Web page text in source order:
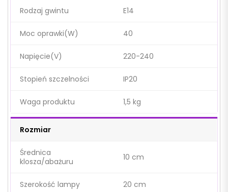
Rodzaj gwintu E14
Moc oprawki(W) 40
Napięcie(V) 220-240
Stopień szczelności IP20
Waga produktu 1,5 kg
Rozmiar
Średnica
klosza/abażuru
10 cm
Szerokość lampy 20 cm